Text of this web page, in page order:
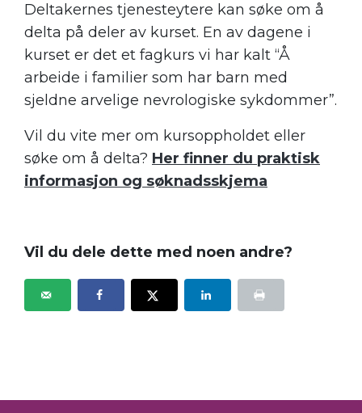
Deltakernes tjenesteytere kan søke om å
delta på deler av kurset. En av dagene i
kurset er det et fagkurs vi har kalt “Å
arbeide i familier som har barn med
sjeldne arvelige nevrologiske sykdommer”.
Vil du vite mer om kursoppholdet eller
søke om å delta? Her finner du praktisk
informasjon og søknadsskjema
Vil du dele dette med noen andre?